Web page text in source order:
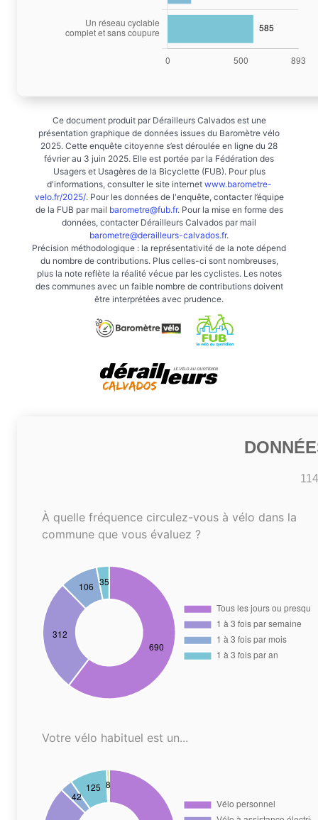
Ce document produit par Dérailleurs Calvados est une
présentation graphique de données issues du Baromètre vélo
2025. Cette enquête citoyenne s’est déroulée en ligne du 28
février au 3 juin 2025. Elle est portée par la Fédération des
Usagers et Usagères de la Bicyclette (FUB). Pour plus
d'informations, consulter le site internet www.barometre-
velo.fr/2025/. Pour les données de l'enquête, contacter l’équipe
de la FUB par mail barometre@fub.fr. Pour la mise en forme des
données, contacter Dérailleurs Calvados par mail
barometre@derailleurs-calvados.fr.
Précision méthodologique : la représentativité de la note dépend
du nombre de contributions. Plus celles-ci sont nombreuses,
plus la note reflète la réalité vécue par les cyclistes. Les notes
des communes avec un faible nombre de contributions doivent
être interprétées avec prudence.
À quelle fréquence circulez-vous à vélo dans la
commune que vous évaluez ?
Votre vélo habituel est un...